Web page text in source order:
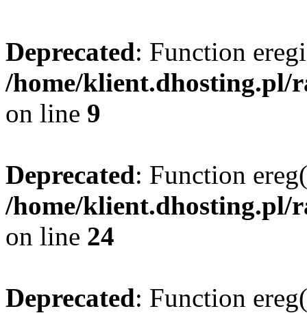
Deprecated: Function
/home/klient.dhosting.pl/
on line 9
Deprecated: Function
/home/klient.dhosting.pl/
on line 24
Deprecated: Function